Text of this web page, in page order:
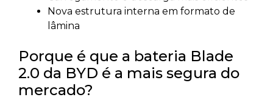
Nova estrutura interna em formato de
lâmina
Porque é que a bateria Blade
2.0 da BYD é a mais segura do
mercado?